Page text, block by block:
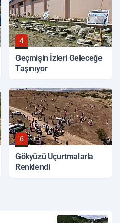
4
Geçmişin İzleri Geleceğe
Taşınıyor
6
Gökyüzü Uçurtmalarla
Renklendi